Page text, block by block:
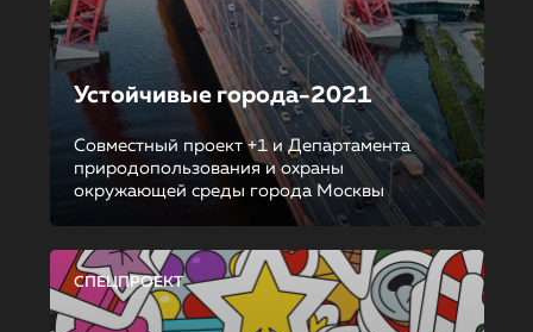
Устойчивые города-2021
Совместный проект +1 и Департамента
природопользования и охраны
окружающей среды города Москвы
СПЕЦПРОЕКТ